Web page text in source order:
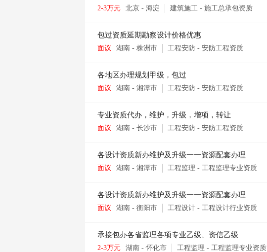
2-3万元 北京 - 海淀 建筑施工 - 施工总承包资质
包过资质延期勘察设计价格优惠
面议 湖南 - 株洲市 工程安防 - 安防工程资质
各地区办理规划甲级，包过
面议 湖南 - 湘潭市 工程安防 - 安防工程资质
专业资质代办，维护，升级，增项，转让
面议 湖南 - 长沙市 工程安防 - 安防工程资质
各设计资质新办维护及升级一一资源配套办理
面议 湖南 - 湘潭市 工程监理 - 工程监理专业资质
各设计资质新办维护及升级一一资源配套办理
面议 湖南 - 衡阳市 工程设计 - 工程设计行业资质
承接包办各省监理各项专业乙级、资信乙级
2-3万元 湖南 -怀化市 工程监理 - 工程监理专业资质